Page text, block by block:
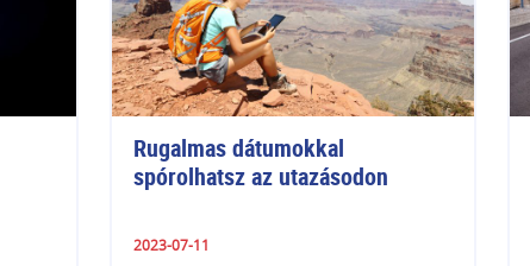
Rugalmas dátumokkal
spórolhatsz az utazásodon
2023-07-11